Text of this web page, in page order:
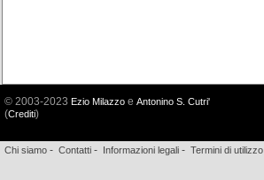
© 2003-2023 Ezio Milazzo e Antonino S. Cutri'
(Crediti)
Chi siamo - Contatti - Informazioni legali - Termini di utilizzo